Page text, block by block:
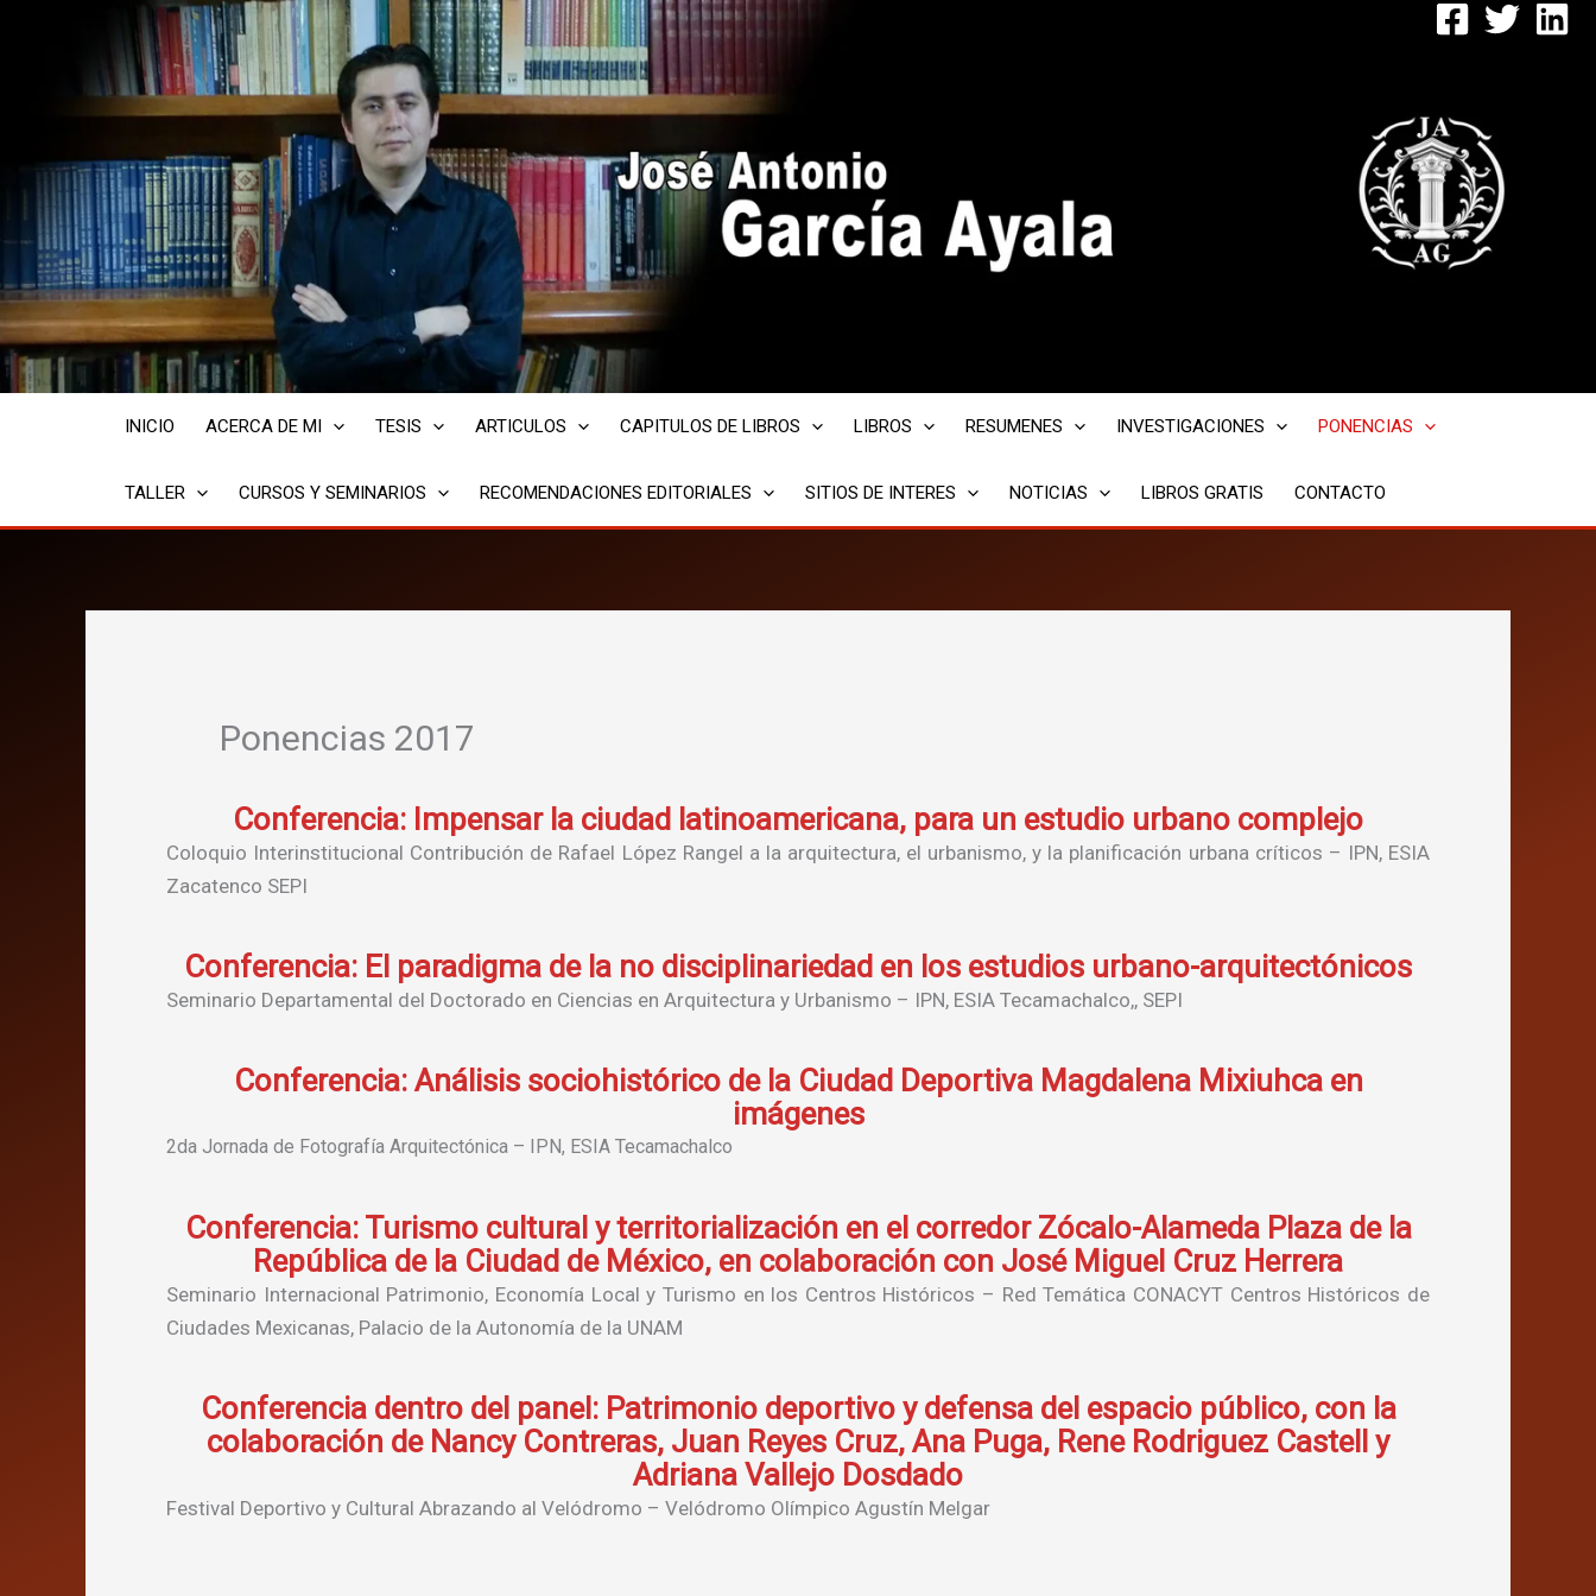
INICIO ACERCA DE MI TESIS ARTICULOS CAPITULOS DE LIBROS LIBROS RESUMENES INVESTIGACIONES PONENCIAS
TALLER CURSOS Y SEMINARIOS RECOMENDACIONES EDITORIALES SITIOS DE INTERES NOTICIAS LIBROS GRATIS CONTACTO
Ponencias 2017
Conferencia: Impensar la ciudad latinoamericana, para un estudio urbano complejo
Coloquio Interinstitucional Contribución de Rafael López Rangel a la arquitectura, el urbanismo, y la planificación urbana críticos – IPN, ESIA
Zacatenco SEPI
Conferencia: El paradigma de la no disciplinariedad en los estudios urbano-arquitectónicos
Seminario Departamental del Doctorado en Ciencias en Arquitectura y Urbanismo – IPN, ESIA Tecamachalco,, SEPI
Conferencia: Análisis sociohistórico de la Ciudad Deportiva Magdalena Mixiuhca en
imágenes
2da Jornada de Fotografía Arquitectónica – IPN, ESIA Tecamachalco
Conferencia: Turismo cultural y territorialización en el corredor Zócalo-Alameda Plaza de la
República de la Ciudad de México, en colaboración con José Miguel Cruz Herrera
Seminario Internacional Patrimonio, Economía Local y Turismo en los Centros Históricos – Red Temática CONACYT Centros Históricos de
Ciudades Mexicanas, Palacio de la Autonomía de la UNAM
Conferencia dentro del panel: Patrimonio deportivo y defensa del espacio público, con la
colaboración de Nancy Contreras, Juan Reyes Cruz, Ana Puga, Rene Rodriguez Castell y
Adriana Vallejo Dosdado
Festival Deportivo y Cultural Abrazando al Velódromo – Velódromo Olímpico Agustín Melgar